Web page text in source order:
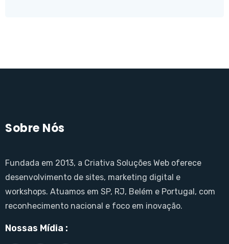
Sobre Nós
Fundada em 2013, a Criativa Soluções Web oferece
desenvolvimento de sites, marketing digital e
workshops. Atuamos em SP, RJ, Belém e Portugal, com
reconhecimento nacional e foco em inovação.
Nossas Mídia :